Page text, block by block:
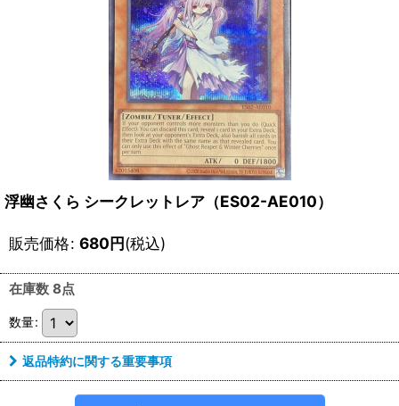
浮幽さくら シークレットレア（ES02-AE010）
販売価格: 680円(税込)
在庫数 8点
数量:
返品特約に関する重要事項